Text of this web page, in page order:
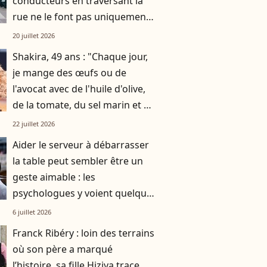
rue ne le font pas uniquement
par gratitude
20 juillet 2026
Shakira, 49 ans : "Chaque jour,
je mange des œufs ou de
l'avocat avec de l'huile d'olive,
de la tomate, du sel marin et un
smoothie"
22 juillet 2026
Aider le serveur à débarrasser
la table peut sembler être un
geste aimable : les
psychologues y voient quelque
chose de bien plus profond.
6 juillet 2026
Franck Ribéry : loin des terrains
où son père a marqué